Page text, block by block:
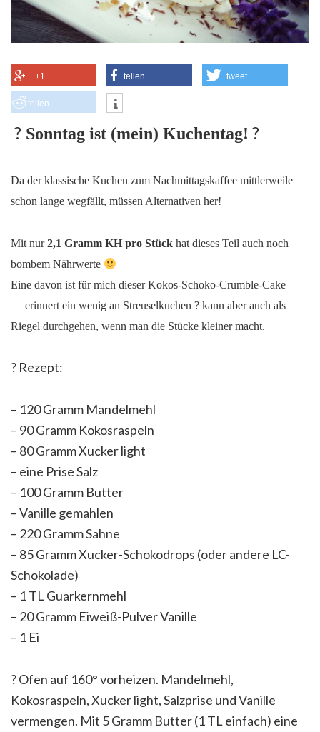
+1 teilen tweet
teilen
? Sonntag ist (mein) Kuchentag! ?
Da der klassische Kuchen zum Nachmittagskaffee mittlerweile
schon lange wegfällt, müssen Alternativen her!
Mit nur2,1 Gramm KH pro Stück hat dieses Teil auch noch
bombem Nährwerte
Eine davon ist für mich dieser Kokos-Schoko-Crumble-Cake
erinnert ein wenig an Streuselkuchen ? kann aber auch als
Riegel durchgehen, wenn man die Stücke kleiner macht.
? Rezept:
– 120 Gramm Mandelmehl
– 90 Gramm Kokosraspeln
– 80 Gramm Xucker light
– eine Prise Salz
– 100 Gramm Butter
– Vanille gemahlen
– 220 Gramm Sahne
– 85 Gramm Xucker-Schokodrops (oder andere LC-
Schokolade)
– 1 TL Guarkernmehl
– 20 Gramm Eiweiß-Pulver Vanille
– 1 Ei
?Ofen auf 160° vorheizen. Mandelmehl,
Kokosraspeln, Xucker light, Salzprise und Vanille
vermengen. Mit 5 Gramm Butter (1 TL einfach) eine